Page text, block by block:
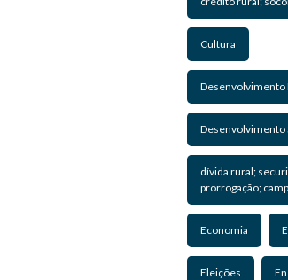
Cultura
Desenvolvimento
Desenvolvimento
dívida rural;
prorrogação;
Economia
Eleições